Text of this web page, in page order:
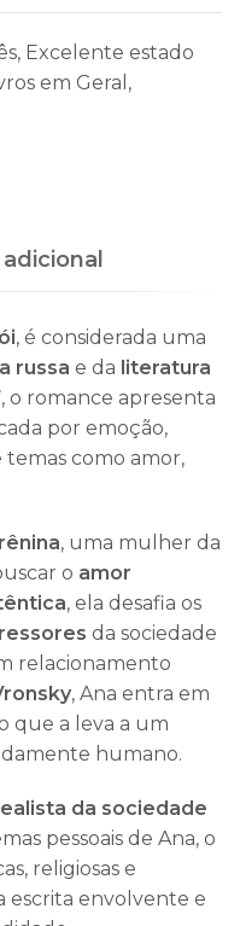
, Excelente estado
em Geral ,
, é considerada uma
russa e da literatura
, o romance apresenta
por emoção,
temas como amor,
, uma mulher da
o amor
, ela desafia os
da sociedade
relacionamento
, Ana entra em
que a leva a um
humano.
da sociedade
pessoais de Ana, o
religiosas e
escrita envolvente e